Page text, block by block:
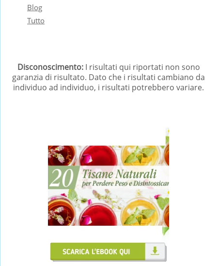
Blog
Tutto
Disconoscimento:I risultati qui riportati non sono
garanzia di risultato. Dato che i risultati cambiano da
individuo ad individuo, i risultati potrebbero variare.